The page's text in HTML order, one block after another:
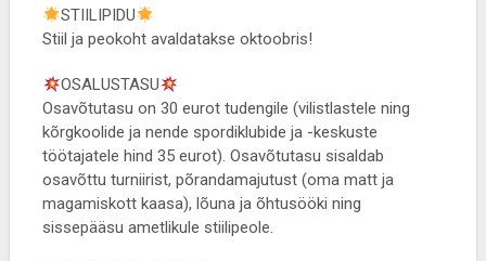
STIILIPIDU
Stiil ja peokoht avaldatakse oktoobris!
OSALUSTASU
Osavõtutasu on 30 eurot tudengile (vilistlastele ning
kõrgkoolide ja nende spordiklubide ja -keskuste
töötajatele hind 35 eurot). Osavõtutasu sisaldab
osavõttu turniirist, põrandamajutust (oma matt ja
magamiskott kaasa), lõuna ja õhtusööki ning
sissepääsu ametlikule stiilipeole.